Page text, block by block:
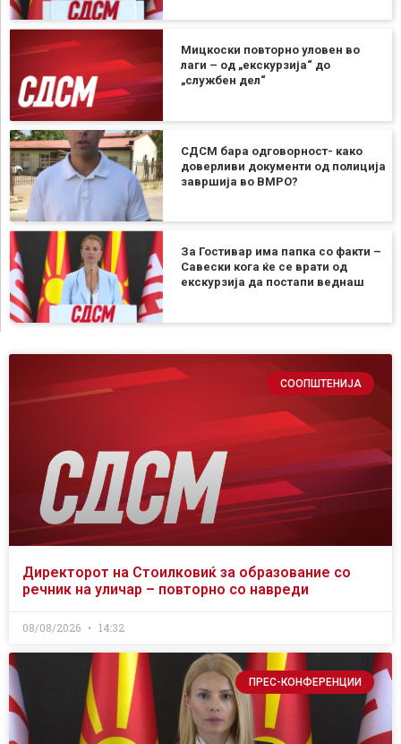
Мицкоски повторно уловен во
лаги – од „екскурзија“ до
„службен дел“
СДСМ бара одговорност- како
доверливи документи од полиција
завршија во ВМРО?
За Гостивар има папка со факти –
Савески кога ќе се врати од
екскурзија да постапи веднаш
СООПШТЕНИЈА
Директорот на Стоилковиќ за образование со
речник на уличар – повторно со навреди
08/08/2026 14:32
ПРЕС-КОНФЕРЕНЦИИ